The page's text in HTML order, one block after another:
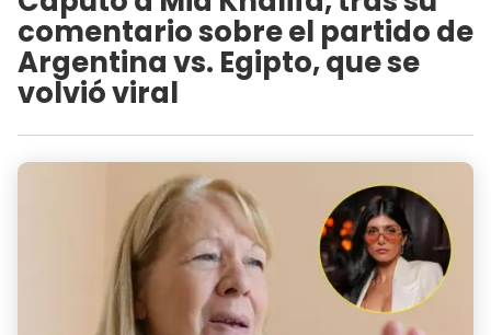
comentario sobre el partido de
Argentina vs. Egipto, que se
volvió viral